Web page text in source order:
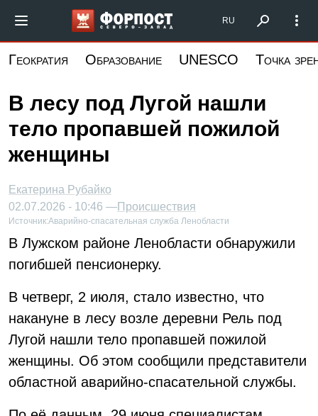
основному
Форпост Северо-Запад
RU
Геократия Образование UNESCO Точка
В лесу под Лугой нашли
тело пропавшей пожилой
женщины
Екатерина Рубайко
02.07.2026 - 10:46 —Происшествия
Источник:Аварийно-спасательная служба Ленобласти
В Лужском районе Ленобласти обнаружили
погибшей пенсионерку.
В четверг, 2 июля, стало известно, что
накануне в лесу возле деревни Рель под
Лугой нашли тело пропавшей пожилой
женщины. Об этом сообщили представители
областной аварийно-спасательной службы.